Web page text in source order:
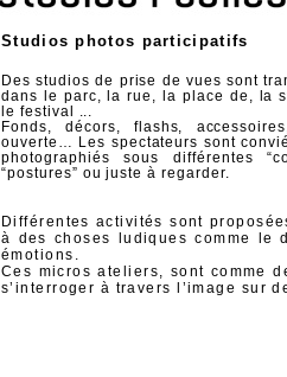
Différentes activités sont
à des choses ludiques comme le
émotions.
Ces micros ateliers, sont comme
s’interroger à travers l’image sur
Studios photos participatifs
Des studios de prise de vues sont
dans le parc, la rue, la place de, la
le festival ...
Fonds, décors, flashs,
ouverte… Les spectateurs sont
photographiés sous différentes
“postures” ou juste à regarder.